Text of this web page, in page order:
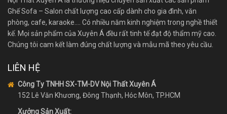
Ghế Sofa – Salon chất lượng cao cấp dành cho gia đình, văn
phòng, cafe, karaoke…. Có nhiều năm kinh nghiệm trong nghề thiết
kế. Mọi sản phẩm của Xuyên Á đều rất tinh tế đạt độ thẩm mỹ cao.
Chúng tôi cam kết làm đúng chất lượng và mẫu mã theo yêu cầu.
LIÊN HỆ
Công Ty TNHH SX-TM-DV Nội Thất Xuyên Á
152 Lê Văn Khương, Đông Thạnh, Hóc Môn, TP.HCM
Xưởng Sản Xuất: